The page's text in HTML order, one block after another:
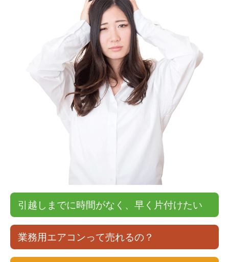
引越しまでに時間がなく、早く片付けたい
業務用エアコンって売れるの？